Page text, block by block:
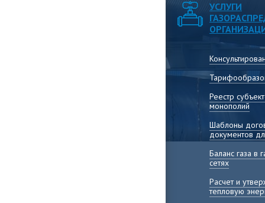
УСЛУГИ
Реестр
монополий
Шаблоны
документов
Баланс газа в
сетях
Расчет и
тепловую